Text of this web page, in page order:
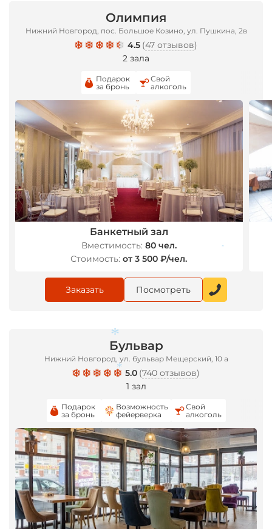
Олимпия
Нижний Новгород, пос. Большое Козино, ул. Пушкина, 2в
4.5 (47 отзывов)
2 зала
Подарок
за бронь
Свой
алкоголь
Банкетный зал
Вместимость: 80 чел.
Стоимость: от 3 500 ₽/чел.
Заказать Посмотреть
Бульвар
Нижний Новгород, ул. бульвар Мещерский, 10 а
5.0 (740 отзывов)
1 зал
Подарок
за бронь
Возможность
фейерверка
Свой
алкоголь
*
*
*